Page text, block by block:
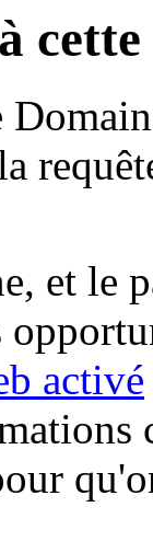
et le
activé